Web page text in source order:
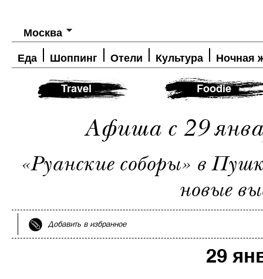
Москва
Еда Шоппинг Отели Культура Ночная
Travel Foodie
Афиша с 29
«Руанские соборы» в
новые
Добавить в избранное
29